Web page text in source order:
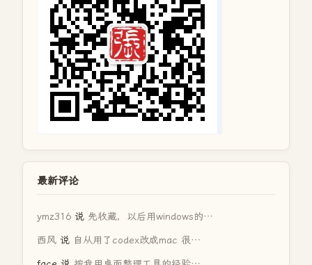
最新评论
ymz316 说 先收藏，以后用windows的…
西风 说 自从用了codex改成mac 很…